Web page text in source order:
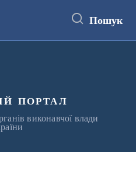
Пошук
портал
виконавчої влади